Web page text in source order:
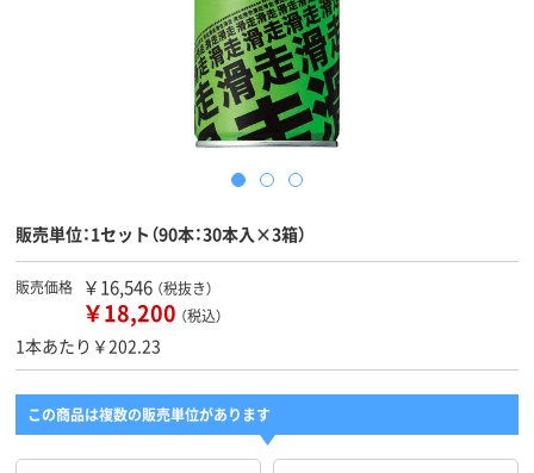
販売単位：1セット（90本：30本入×3箱）
販売価格 ￥16,546 （税抜き）
￥18,200 （税込）
1本あたり￥202.23
この商品は複数の販売単位があります